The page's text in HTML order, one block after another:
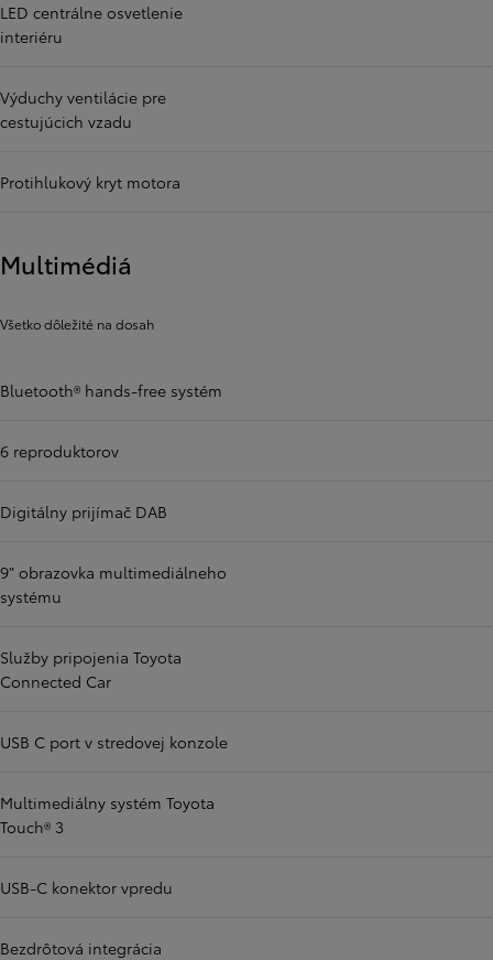
LED centrálne osvetlenie
interiéru
Výduchy ventilácie pre
cestujúcich vzadu
Protihlukový kryt motora
Multimédiá
Všetko dôležité na dosah
Bluetooth® hands-free systém
6 reproduktorov
Digitálny prijímač DAB
9" obrazovka multimediálneho
systému
Služby pripojenia Toyota
Connected Car
USB C port v stredovej konzole
Multimediálny systém Toyota
Touch® 3
USB-C konektor vpredu
Bezdrôtová integrácia